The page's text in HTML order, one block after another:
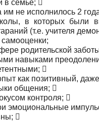
в семье; 
не исполнилось 2
в которых были
(т.е. учителя
родительской
навыками

как позитивный,
общения; 
контроля; 
эмоциональные
